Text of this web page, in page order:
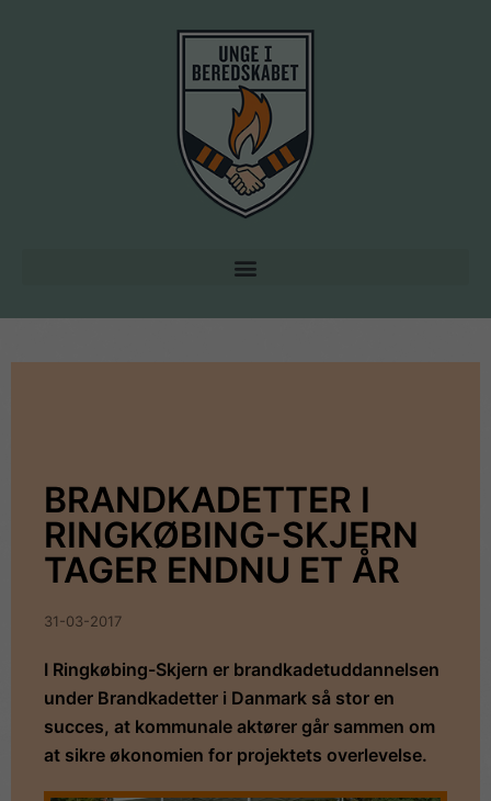
BRANDKADETTER I
RINGKØBING-SKJERN
TAGER ENDNU ET ÅR
31-03-2017
I Ringkøbing-Skjern er brandkadetuddannelsen
under Brandkadetter i Danmark så stor en
succes, at kommunale aktører går sammen om
at sikre økonomien for projektets overlevelse.